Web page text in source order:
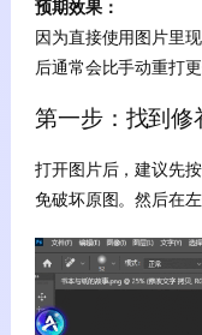
预期效果：
因为直接使用图片里
后通常会比手动重打更
第一步：找到修
打开图片后，建议先按
免破坏原图。然后在